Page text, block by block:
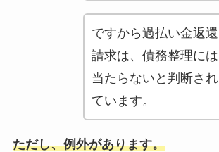
ですから過払い金返還
請求は、債務整理には
当たらないと判断され
ています。
ただし、例外があります。